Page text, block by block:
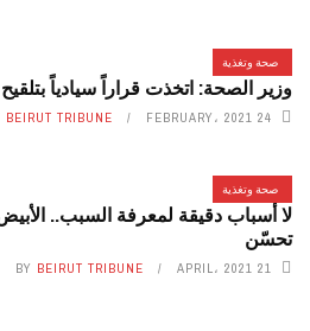
صحة وتغذية
وزير الصحة: اتخذت قراراً سيادياً
24 FEBRUARY، 2021 BEIRUT TRIBUNE
صحة وتغذية
لا أسباب دقيقة لمعرفة السبب..
تحسّن
21 APRIL، 2021 BY BEIRUT TRIBUNE